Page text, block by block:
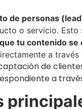
de personas
o servicio. Esto
tu contenido se
a
de
a